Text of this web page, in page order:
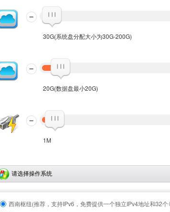
30G(系统盘分配大小为30G-200G)
20G(数据盘最小20G)
1M
请选择操作系统
西南枢纽(推荐，支持IPv6，免费提供一个独立IPv4地址和32个